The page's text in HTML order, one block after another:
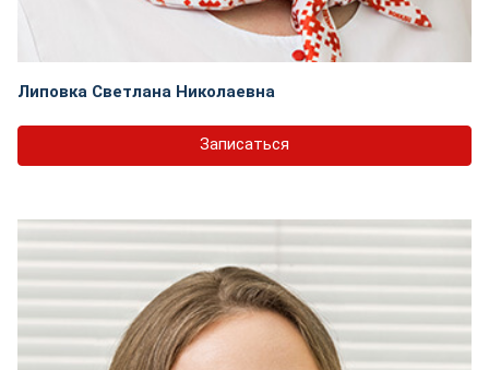
Липовка Светлана Николаевна
Записаться